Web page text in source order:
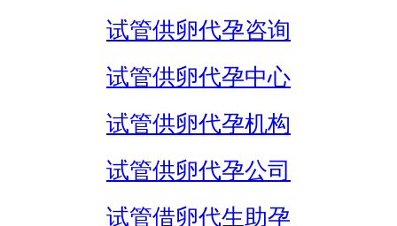
试管供卵代孕咨询
试管供卵代孕中心
试管供卵代孕机构
试管供卵代孕公司
试管借卵代生助孕